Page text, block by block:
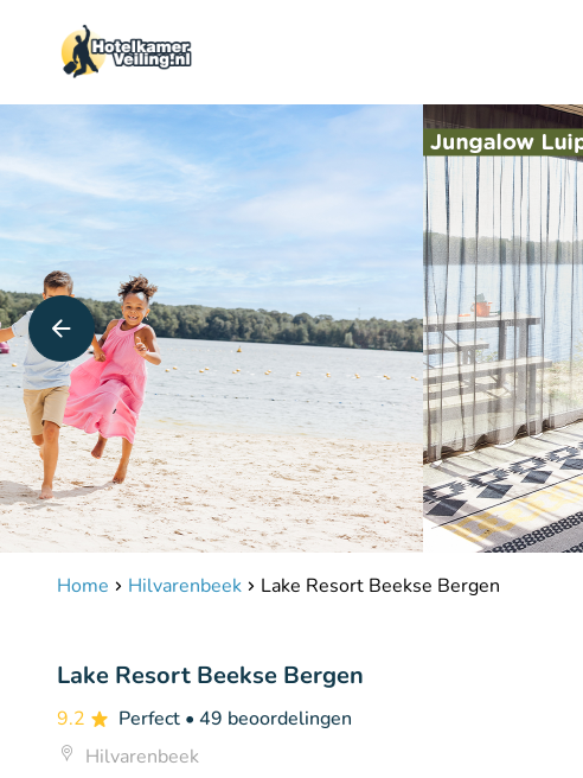
Home Hilvarenbeek Lake Resort Beekse Bergen
Lake Resort Beekse Bergen
9.2 Perfect • 49 beoordelingen
Hilvarenbeek